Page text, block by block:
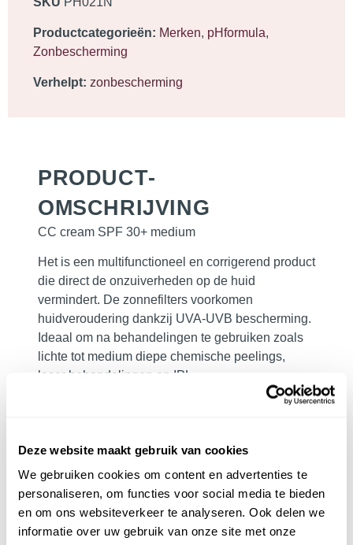
Deze website maakt gebruik van cookies
We gebruiken cookies om content en advertenties te
personaliseren, om functies voor social media te bieden
en om ons websiteverkeer te analyseren. Ook delen we
informatie over uw gebruik van onze site met onze
Productcategorieën: Merken, pHformula,
Zonbescherming
Verhelpt: zonbescherming
PRODUCT­
OMSCHRIJVING
CC cream SPF 30+ medium
Het is een multifunctioneel en corrigerend product
die direct de onzuiverheden op de huid
vermindert. De zonnefilters voorkomen
huidveroudering dankzij UVA-UVB bescherming.
Ideaal om na behandelingen te gebruiken zoals
lichte tot medium diepe chemische peelings,
laser behandelingen en IPL.
PRODUCTGEBRUIK
Met de vingertoppen aanbrengen op een